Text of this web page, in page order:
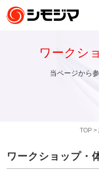
TOP>
ワークシ
当ページから
ワークショップ・